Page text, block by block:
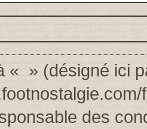
« » (désigné ici
des